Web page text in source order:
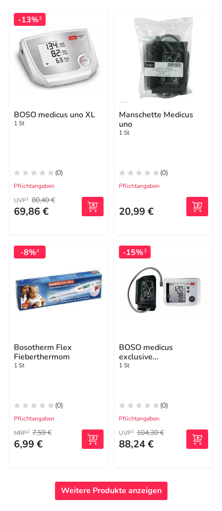
-13%3
BOSO medicus uno XL
1 St
(0)
Pflichtangaben
UVP1 80,40 €
69,86 €
Manschette Medicus
uno
1 St
(0)
Pflichtangaben
20,99 €
-8%4
Bosotherm Flex
Fieberthermom
1 St
(0)
Pflichtangaben
MRP2 7,59 €
6,99 €
-15%3
BOSO medicus
exclusive
Blutdruckmessgerät XS
1 St
(0)
Pflichtangaben
UVP1 104,30 €
88,24 €
Weitere Produkte anzeigen